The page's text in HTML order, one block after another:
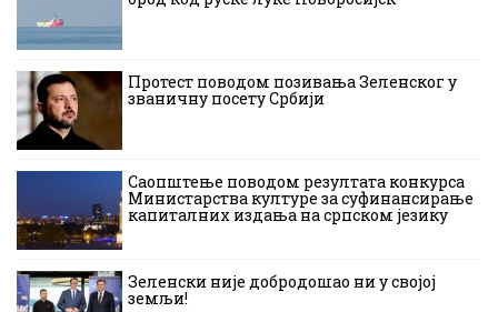
Протест поводом позивања Зеленског у
званичну посету Србији
Саопштење поводом резултата конкурса
Министарства културе за суфинансирање
капиталних издања на српском језику
Зеленски није добродошао ни у својој
земљи!